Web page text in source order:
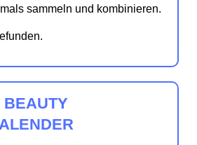
sammeln und kombinieren.
BEAUTY